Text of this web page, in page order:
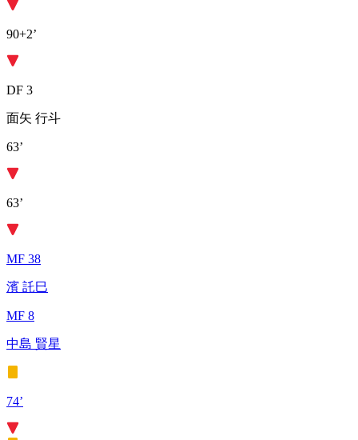
90+2’
DF 3
面矢 行斗
63’
63’
MF 38
濱 託巳
MF 8
中島 賢星
74’